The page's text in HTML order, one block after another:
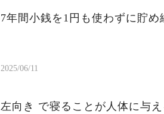
7年間小銭を1円も使わずに貯
2025/06/11
左向き で寝ることが人体に与